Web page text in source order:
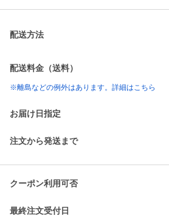
配送方法
配送料金（送料）
※離島などの例外はあります。詳細はこちら
お届け日指定
注文から発送まで
クーポン利用可否
最終注文受付日